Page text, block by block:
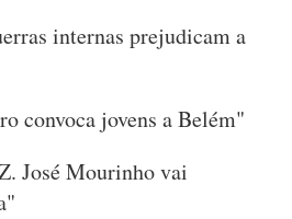
internas prejudicam a
convoca jovens a Belém"
José Mourinho vai